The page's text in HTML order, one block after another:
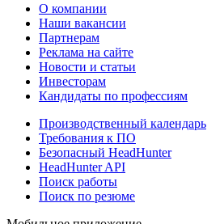
О компании
Наши вакансии
Партнерам
Реклама на сайте
Новости и статьи
Инвесторам
Кандидаты по профессиям
Производственный календарь
Требования к ПО
Безопасный HeadHunter
HeadHunter API
Поиск работы
Поиск по резюме